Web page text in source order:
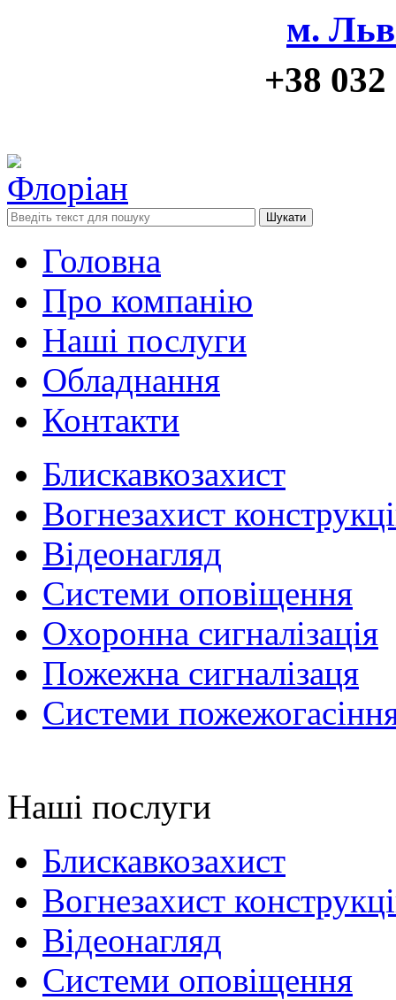
м.
+38 032
Шукати
Головна
Про компанію
Наші послуги
Обладнання
Контакти
Блискавкозахист
Вогнезахист
Відеонагляд
Системи оповіщення
Охоронна сигналізація
Пожежна сигналізаця
Системи
Наші послуги
Блискавкозахист
Вогнезахист
Відеонагляд
Системи оповіщення